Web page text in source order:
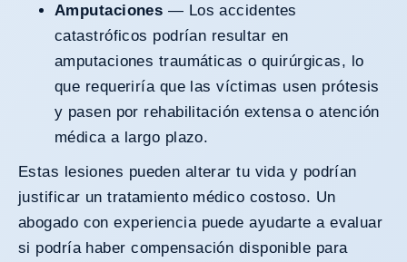
Amputaciones — Los accidentes
catastróficos podrían resultar en
amputaciones traumáticas o quirúrgicas, lo
que requeriría que las víctimas usen prótesis
y pasen por rehabilitación extensa o atención
médica a largo plazo.
Estas lesiones pueden alterar tu vida y podrían
justificar un tratamiento médico costoso. Un
abogado con experiencia puede ayudarte a evaluar
si podría haber compensación disponible para